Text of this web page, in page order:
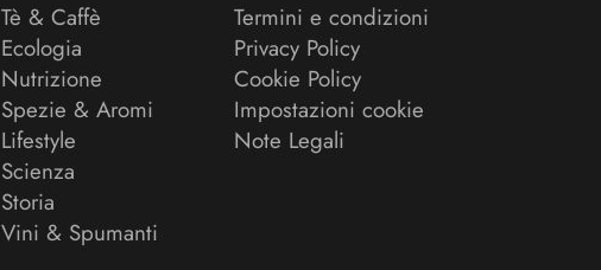
Tè & Caffè
Ecologia
Nutrizione
Spezie & Aromi
Lifestyle
Scienza
Storia
Vini & Spumanti
Termini e condizioni
Privacy Policy
Cookie Policy
Impostazioni cookie
Note Legali